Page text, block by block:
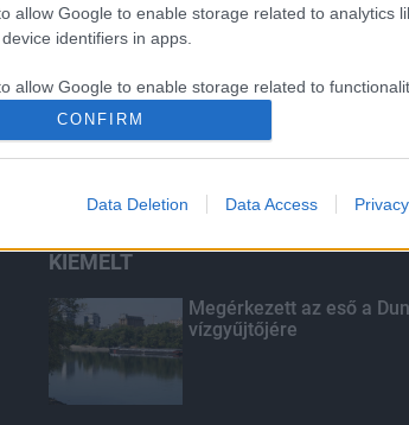
allow Google to enable storage related to analytics
identifiers in apps.
allow Google to enable storage related to
allow Google to enable storage related to
to allow Google to enable storage related to security,
CONFIRM
Data Deletion Data Access
KIEMELT
Megérkezett az eső a
vízgyűjtőjére